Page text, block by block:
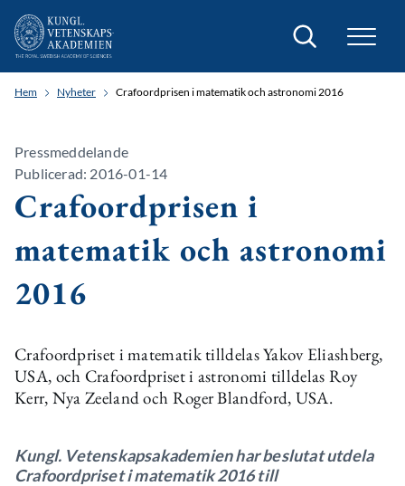
Sök
Hem Nyheter Crafoordprisen i matematik och astronomi 2016
Pressmeddelande
Publicerad: 2016-01-14
Crafoordprisen i
matematik och astronomi
2016
Crafoordpriset i matematik tilldelas Yakov Eliashberg,
USA, och Crafoordpriset i astronomi tilldelas Roy
Kerr, Nya Zeeland och Roger Blandford, USA.
Kungl. Vetenskapsakademien har beslutat utdela
Crafoordpriset i matematik 2016 till